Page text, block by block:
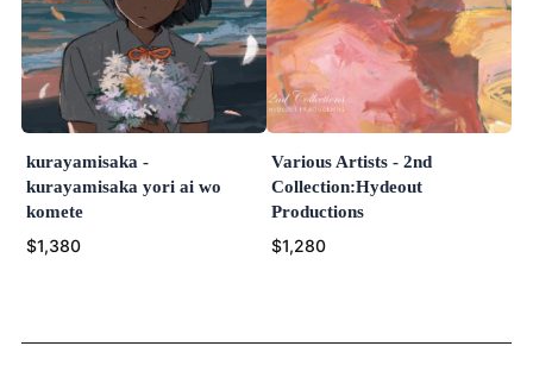
kurayamisaka -
kurayamisaka yori ai wo
komete
$1,380
Various Artists - 2nd
Collection:Hydeout
Productions
$1,280